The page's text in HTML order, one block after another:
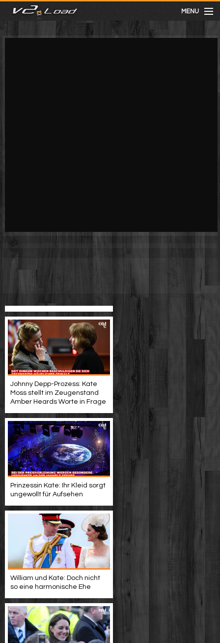
MENU
meist gesehen
Johnny Depp-Prozess: Kate
Moss stellt im Zeugenstand
Amber Heards Worte in Frage
Prinzessin Kate: Ihr Kleid sorgt
ungewollt für Aufsehen
William und Kate: Doch nicht
so eine harmonische Ehe